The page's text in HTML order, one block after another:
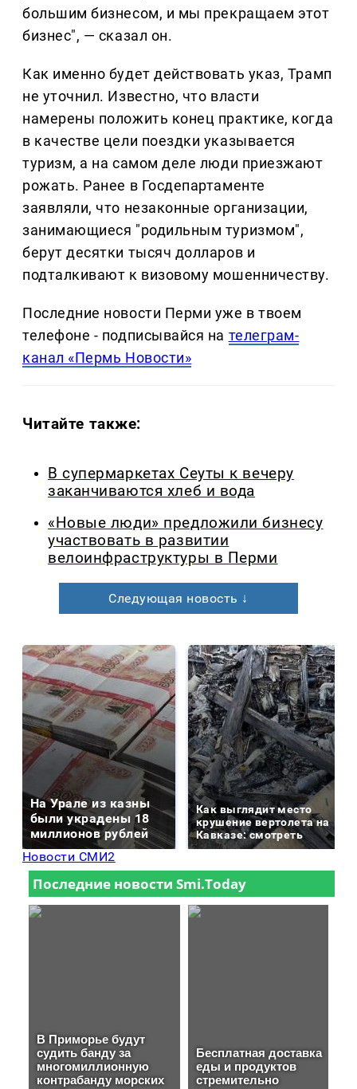
большим бизнесом, и мы прекращаем этот
бизнес", — сказал он.
Как именно будет действовать указ, Трамп
не уточнил. Известно, что власти
намерены положить конец практике, когда
в качестве цели поездки указывается
туризм, а на самом деле люди приезжают
рожать. Ранее в Госдепартаменте
заявляли, что незаконные организации,
занимающиеся "родильным туризмом",
берут десятки тысяч долларов и
подталкивают к визовому мошенничеству.
Последние новости Перми уже в твоем
телефоне - подписывайся на телеграм-
канал «Пермь Новости»
Читайте также:
В супермаркетах Сеуты к вечеру
заканчиваются хлеб и вода
«Новые люди» предложили бизнесу
участвовать в развитии
велоинфраструктуры в Перми
Следующая новость ↓
На Урале из казны
были украдены 18
миллионов рублей
Как выглядит место
крушение вертолета на
Кавказе: смотреть
Новости СМИ2